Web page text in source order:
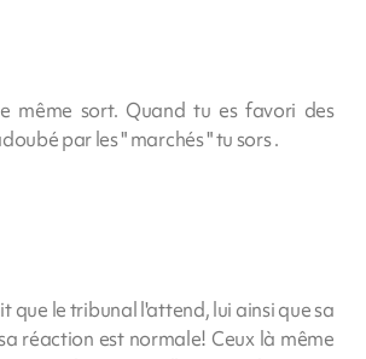
même sort. Quand tu es favori des
par les " marchés " tu sors .
que le tribunal l'attend, lui ainsi que sa
réaction est normale! Ceux là même